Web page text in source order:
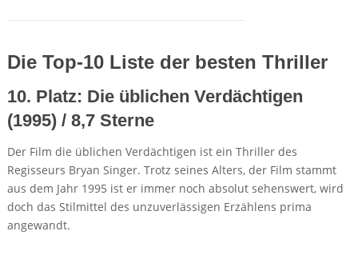
Die Top-10 Liste der besten Thriller
10. Platz: Die üblichen Verdächtigen
(1995) / 8,7 Sterne
Der Film die üblichen Verdächtigen ist ein Thriller des
Regisseurs Bryan Singer. Trotz seines Alters, der Film stammt
aus dem Jahr 1995 ist er immer noch absolut sehenswert, wird
doch das Stilmittel des unzuverlässigen Erzählens prima
angewandt.